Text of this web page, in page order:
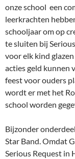
onze school een
leerkrachten
schooljaar om op
te sluiten bij
voor elk kind
acties geld kunnen
feest voor ouders
wordt er met het
school worden
Bijzonder
Star Band. Omdat
Serious Request in